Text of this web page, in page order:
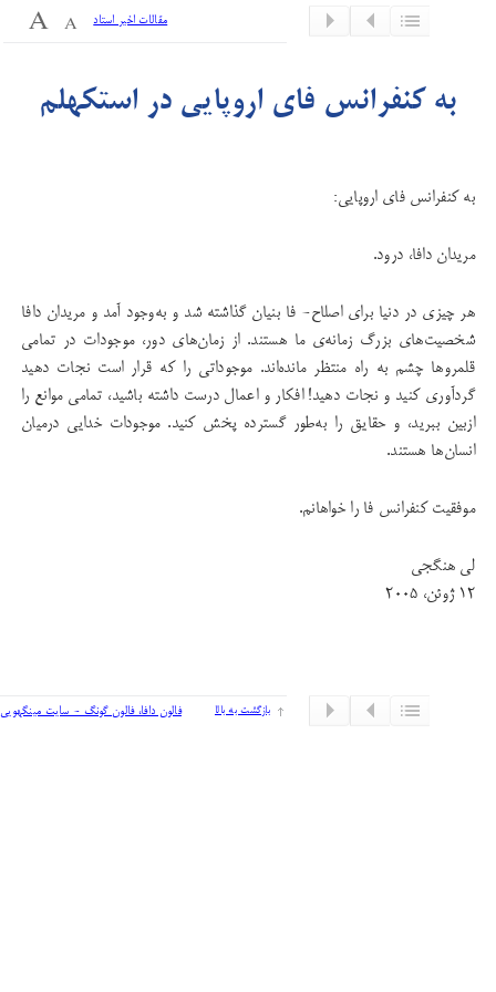
مقالات اخیر استاد
به کنفرانس فای اروپایی در استکهلم
به کنفرانس فای اروپایی:
مریدان دافا، درود.
هر چیزی در دنیا برای اصلاح- فا بنیان گذاشته شد و به‌وجود آمد و مریدان دافا
شخصیت‌های بزرگ زمانه‌ی ما هستند. از زمان‌های دور، موجودات در تمامی
قلمروها چشم به راه منتظر مانده‌اند. موجوداتی را که قرار است نجات دهید
گردآوری کنید و نجات دهید! افکار و اعمال درست داشته باشید،‌ تمامی موانع را
ازبین ببرید، و حقایق را به‌طور گسترده پخش کنید. موجودات خدایی درمیان
انسان‌ها هستند.
موفقیت کنفرانس فا را خواهانم.
لی هنگجی
۱۲ ژوئن، ۲۰۰۵
فالون دافا، فالون گونگ - سایت مینگهویی بازگشت به بالا